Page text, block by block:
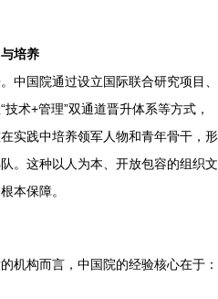
培养
中国院通过设立国际联合研究项目、
术+管理”双通道晋升体系等方式，
实践中培养领军人物和青年骨干，形
。这种以人为本、开放包容的组织文
本保障。
机构而言，中国院的经验核心在于：